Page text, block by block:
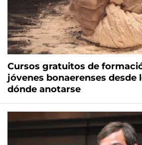
Cursos gratuitos de
jóvenes bonaerenses desde
dónde anotarse